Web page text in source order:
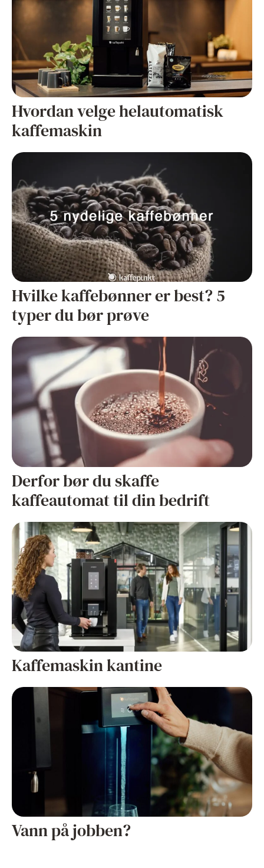
Hvordan velge helautomatisk
kaffemaskin
Hvilke kaffebønner er best? 5
typer du bør prøve
Derfor bør du skaffe
kaffeautomat til din bedrift
Kaffemaskin kantine
Vann på jobben?